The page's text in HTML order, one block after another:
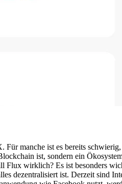
manche ist es bereits
ist, sondern ein
wirklich? Es ist besonders
dezentralisiert ist. Derzeit sind